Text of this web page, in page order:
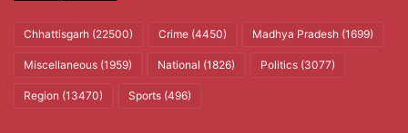
Chhattisgarh (22500) Crime (4450) Madhya Pradesh (1699)
Miscellaneous (1959) National (1826) Politics (3077)
Region (13470) Sports (496)